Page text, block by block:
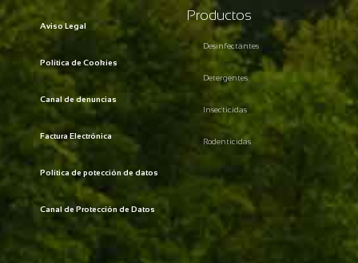
Aviso Legal
Política de Cookies
Canal de denuncias
Factura Electrónica
Política de potección de datos
Canal de Protección de Datos
Productos
Desinfectantes
Detergentes
Insecticidas
Rodenticidas